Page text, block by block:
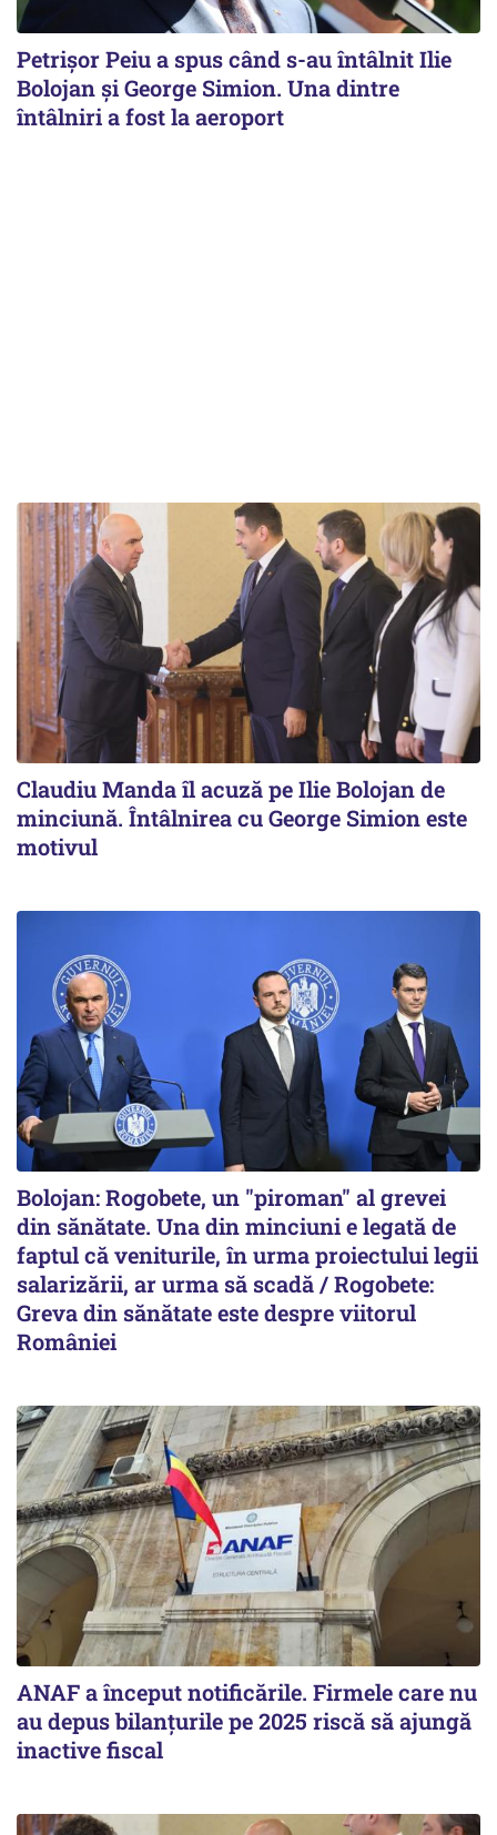
Petrişor Peiu a spus când s-au întâlnit Ilie
Bolojan şi George Simion. Una dintre
întâlniri a fost la aeroport
Claudiu Manda îl acuză pe Ilie Bolojan de
minciună. Întâlnirea cu George Simion este
motivul
Bolojan: Rogobete, un "piroman" al grevei
din sănătate. Una din minciuni e legată de
faptul că veniturile, în urma proiectului legii
salarizării, ar urma să scadă / Rogobete:
Greva din sănătate este despre viitorul
României
ANAF a început notificările. Firmele care nu
au depus bilanțurile pe 2025 riscă să ajungă
inactive fiscal